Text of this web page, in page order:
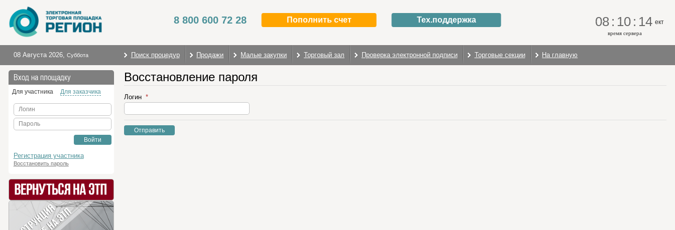
8 800 600 72 28 Пополнить счет Тех.поддержка 08 : 10 : 14 ект
время сервера
08 Августа 2026, Суббота Поиск процедур Продажи Малые закупки Торговый зал Проверка электронной подписи Торговые секции На главную
Вход на площадку
Для участника Для заказчика
Логин
Пароль
Войти
Регистрация участника
Восстановить пароль
Восстановление пароля
Логин
Отправить